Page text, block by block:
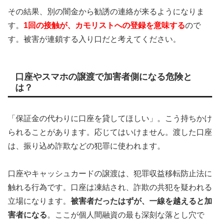
その結果、別の闇金から勧誘の連絡が来るようになりま
す。 1回の接触が、カモリストへの登録を意味するので
す。被害が連鎖する入り口だと考えてください。
口座やスマホの譲渡で加害者側になる危険と
は？
「保証金の代わりに口座を貸してほしい」。こう持ちかけ
られることがあります。応じてはいけません。渡した口座
は、振り込め詐欺などの犯罪に使われます。
口座やキャッシュカードの譲渡は、犯罪収益移転防止法に
触れる行為です。口座は凍結され、詐欺の共犯を疑われる
立場になります。 被害者だったはずが、一線を越えると加
害者になる。ここが個人間融資の最も深刻な落とし穴で